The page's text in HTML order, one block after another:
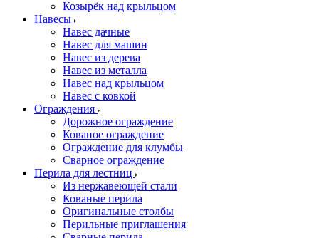
Козырёк над крыльцом
Навесы
Навес дачные
Навес для машин
Навес из дерева
Навес из металла
Навес над крыльцом
Навес с ковкой
Ограждения
Дорожное ограждение
Кованое ограждение
Ограждение для клумбы
Сварное ограждение
Перила для лестниц
Из нержавеющей стали
Кованые перила
Оригинальные столбы
Перильные приглашения